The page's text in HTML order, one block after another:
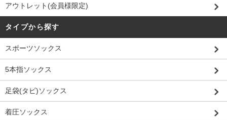
アウトレット(会員様限定)
タイプから探す
スポーツソックス
5本指ソックス
足袋(タビ)ソックス
着圧ソックス